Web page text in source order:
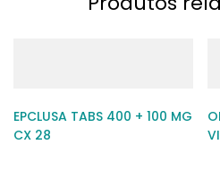
EPCLUSA TABS 400 + 100 MG
CX 28